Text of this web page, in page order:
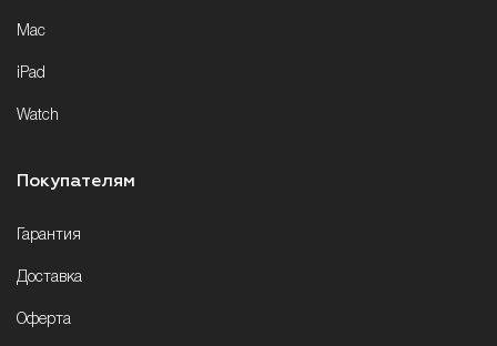
Mac
iPad
Watch
Покупателям
Гарантия
Доставка
Оферта